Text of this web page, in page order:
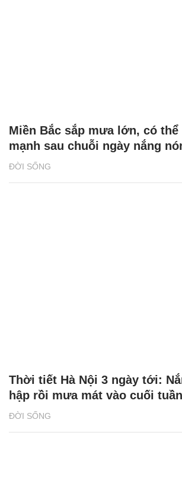
ĐỜI SỐNG
Miền Bắc sắp mưa lớn, có
mạnh sau chuỗi ngày nắng
ĐỜI SỐNG
Thời tiết Hà Nội 3 ngày tới:
hập rồi mưa mát vào cuối tuần